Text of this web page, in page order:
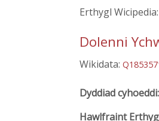
Erthygl Wicipedia:
Dolenni
Wikidata:
Dyddiad cyhoeddi:
Hawlfraint